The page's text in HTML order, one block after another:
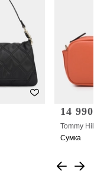
14
Tommy
Сумка